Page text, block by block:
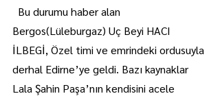
Bu durumu haber alan
Bergos(Lüleburgaz) Uç Beyi HACI
İLBEGİ, Özel timi ve emrindeki ordusuyla
derhal Edirne’ye geldi. Bazı kaynaklar
Lala Şahin Paşa’nın kendisini acele